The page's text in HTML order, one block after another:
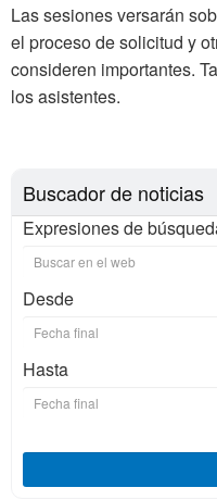
Las sesiones versarán
el proceso de solicitud y
consideren importantes.
los asistentes.
Buscador de noticias
Expresiones de
Desde
Hasta